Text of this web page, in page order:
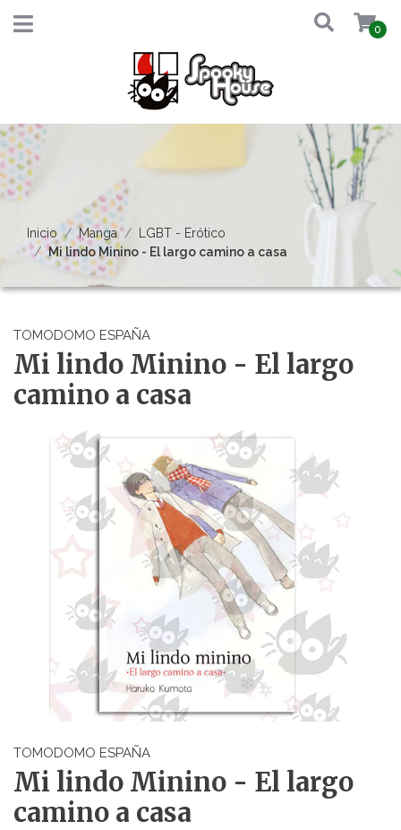
0
Inicio Manga
LGBT - Erótico
Mi lindo Minino - El largo camino a casa
TOMODOMO ESPAÑA
Mi lindo Minino - El largo
camino a casa
TOMODOMO ESPAÑA
Mi lindo Minino - El largo
camino a casa